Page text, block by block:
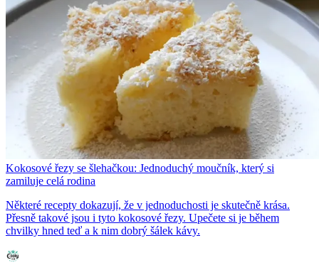
Kokosové řezy se šlehačkou: Jednoduchý moučník, který si
zamiluje celá rodina
Některé recepty dokazují, že v jednoduchosti je skutečně krása.
Přesně takové jsou i tyto kokosové řezy. Upečete si je během
chvilky hned teď a k nim dobrý šálek kávy.